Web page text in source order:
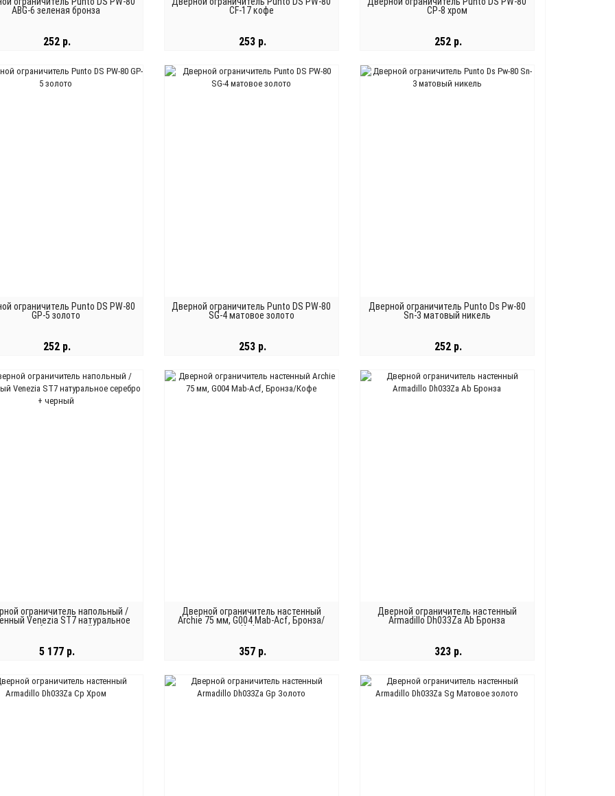
ABG-6 зеленая бронза
252 р.
В КОРЗИНУ
CF-17 кофе
253 р.
В КОРЗИНУ
CP-8 хром
252 р.
В КОРЗИНУ
ограничитель Punto DS PW-80
GP-5 золото
252 р.
В КОРЗИНУ
Дверной ограничитель Punto DS PW-80
SG-4 матовое золото
253 р.
В КОРЗИНУ
Дверной ограничитель Punto Ds Pw-80
Sn-3 матовый никель
252 р.
В КОРЗИНУ
ограничитель напольный /
Venezia ST7 натуральное
серебро + черный
5 177 р.
В КОРЗИНУ
Дверной ограничитель настенный
Archie 75 мм, G004 Mab-Acf, Бронза/
Кофе
357 р.
В КОРЗИНУ
Дверной ограничитель настенный
Armadillo Dh033Za Ab Бронза
323 р.
В КОРЗИНУ